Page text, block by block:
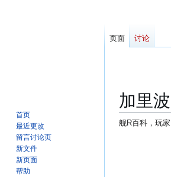
加里
舰R百科，玩
页面 讨论
首页
最近更改
留言讨论页
新文件
新页面
帮助